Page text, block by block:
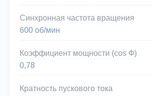
Синхронная частота вращения
600 об/мин
Коэффициент мощности (cos Ф)
0,78
Кратность пускового тока